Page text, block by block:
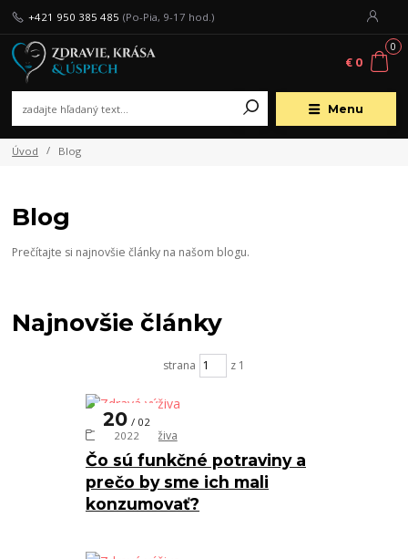
Menu
+421 950 385 485 (Po-Pia, 9-17 hod.)
0
€ 0
Úvod Blog
Blog
Prečítajte si najnovšie články na našom blogu.
Najnovšie články
strana z 1
Čo sú funkčné potraviny a
prečo by sme ich mali
konzumovať?
20
02
2022
Zdravá výživa